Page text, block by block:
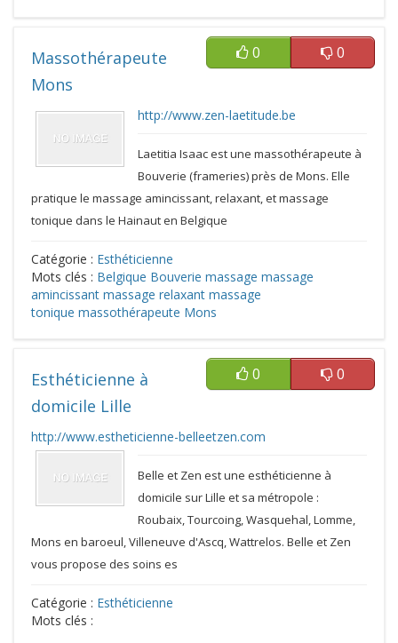
0 0
Massothérapeute
Mons
http://www.zen-laetitude.be
Laetitia Isaac est une massothérapeute à
Bouverie (frameries) près de Mons. Elle
pratique le massage amincissant, relaxant, et massage
tonique dans le Hainaut en Belgique
Catégorie : Esthéticienne
Mots clés : Belgique Bouverie massage massage
amincissant massage relaxant massage
tonique massothérapeute Mons
0 0
Esthéticienne à
domicile Lille
http://www.estheticienne-belleetzen.com
Belle et Zen est une esthéticienne à
domicile sur Lille et sa métropole :
Roubaix, Tourcoing, Wasquehal, Lomme,
Mons en baroeul, Villeneuve d'Ascq, Wattrelos. Belle et Zen
vous propose des soins es
Catégorie : Esthéticienne
Mots clés :